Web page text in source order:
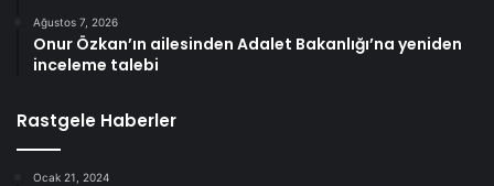
Ağustos 7, 2026
Onur Özkan’ın ailesinden Adalet Bakanlığı’na yeniden
inceleme talebi
Rastgele Haberler
Ocak 21, 2024